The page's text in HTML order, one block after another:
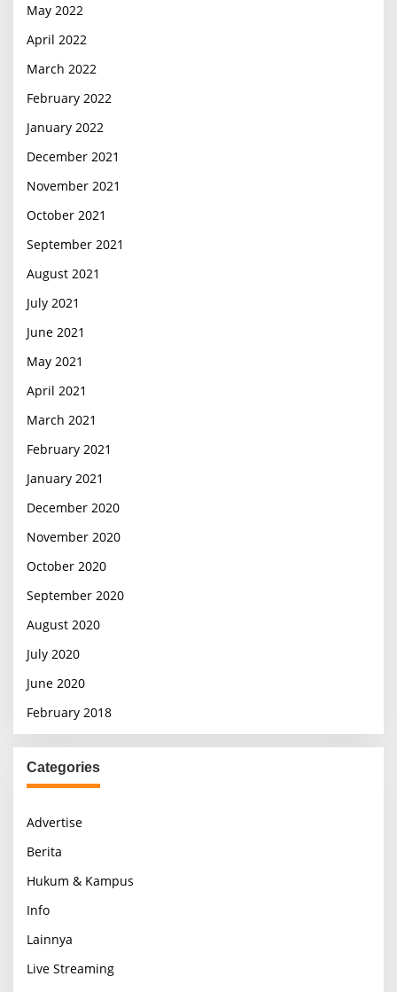
May 2022
April 2022
March 2022
February 2022
January 2022
December 2021
November 2021
October 2021
September 2021
August 2021
July 2021
June 2021
May 2021
April 2021
March 2021
February 2021
January 2021
December 2020
November 2020
October 2020
September 2020
August 2020
July 2020
June 2020
February 2018
Categories
Advertise
Berita
Hukum & Kampus
Info
Lainnya
Live Streaming